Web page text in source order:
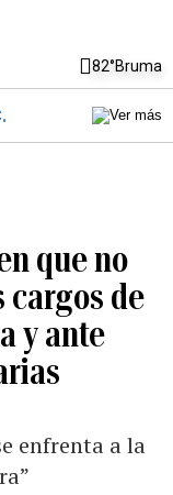
82°Bruma
que no
cargos de
y ante
enfrenta a la